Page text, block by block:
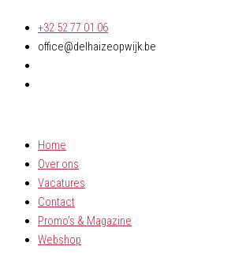
inhoud
+32 52 77 01 06
office@delhaizeopwijk.be
Home
Over ons
Vacatures
Contact
Promo’s & Magazine
Webshop